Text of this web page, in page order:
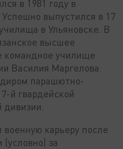
в 1981 году в
Успешно выпустился в 17
в Ульяновске. В
высшее
командное училище
Василия Маргелова.
парашютно-
й гвардейской
военную карьеру после
(условно) за